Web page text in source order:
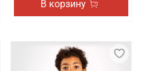
В корзину